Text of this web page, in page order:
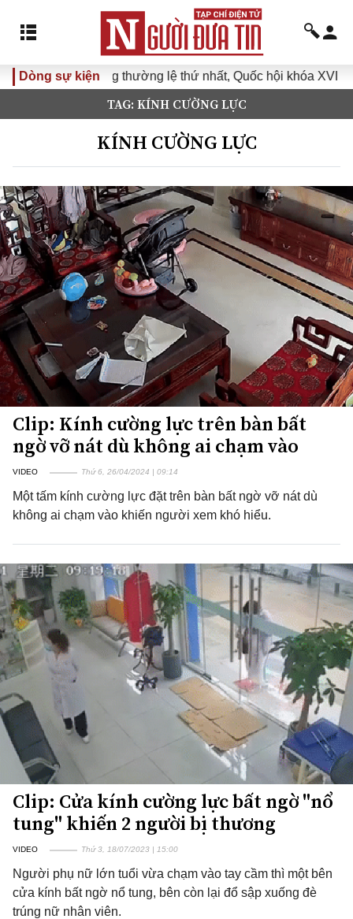
Dòng sự kiện
thường lệ thứ nhất, Quốc hội khóa XVI Đưa Nghị
TAG: KÍNH CƯỜNG LỰC
KÍNH CƯỜNG LỰC
Clip: Kính cường lực trên bàn bất
ngờ vỡ nát dù không ai chạm vào
VIDEO Thứ 6, 26/04/2024 | 09:14
Một tấm kính cường lực đặt trên bàn bất ngờ vỡ nát dù
không ai chạm vào khiến người xem khó hiểu.
Clip: Cửa kính cường lực bất ngờ "nổ
tung" khiến 2 người bị thương
VIDEO Thứ 3, 18/07/2023 | 15:00
Người phụ nữ lớn tuổi vừa chạm vào tay cầm thì một bên
cửa kính bất ngờ nổ tung, bên còn lại đổ sập xuống đè
trúng nữ nhân viên.